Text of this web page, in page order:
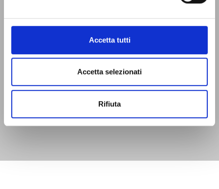
Accetta tutti
Accetta selezionati
Rifiuta